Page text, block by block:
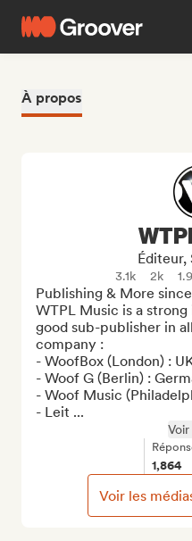
À propos
Éditeur,
3.1k 2k
Publishing & More
WTPL Music is a
good sub-publisher in
company :
- WoofBox (London) :
- Woof G (Berlin) :
- Woof Music
- Leit ...
Voir
1,864
Voir les